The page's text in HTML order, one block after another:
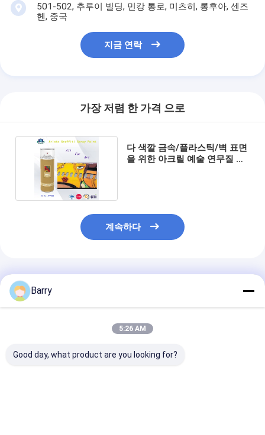
501-502, 추루이 빌딩, 민캉 통로, 미츠히, 롱후아, 센즈
헨, 중국
지금 연락
가장 저렴 한 가격 으로
다 색깔 금속/플라스틱/벽 표면
을 위한 아크릴 예술 연무질 낙
계속하다
추천된 제품
Barry
5:26 AM
Good day, what product are you looking for?